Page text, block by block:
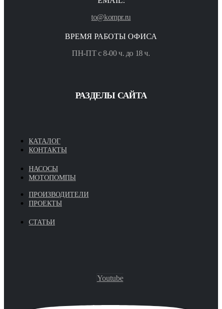
to@kompr.ru
ВРЕМЯ РАБОТЫ ОФИСА
ПН-ПТ с 8-00 ч. до 18 ч.
РАЗДЕЛЫ САЙТА
КАТАЛОГ
КОНТАКТЫ
НАСОСЫ
МОТОПОМПЫ
ПРОИЗВОДИТЕЛИ
ПРОЕКТЫ
СТАТЬИ
Youtube